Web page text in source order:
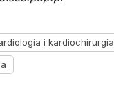
i kardiochirurgia